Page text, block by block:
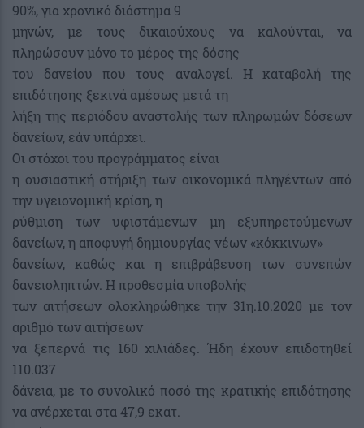
90%, για χρονικό διάστημα 9
μηνών, με τους δικαιούχους να καλούνται, να
πληρώσουν μόνο το μέρος της δόσης
του δανείου που τους αναλογεί. Η καταβολή της
επιδότησης ξεκινά αμέσως μετά τη
λήξη της περιόδου αναστολής των πληρωμών δόσεων
δανείων, εάν υπάρχει.
Οι στόχοι του προγράμματος είναι
η ουσιαστική στήριξη των οικονομικά πληγέντων από
την υγειονομική κρίση, η
ρύθμιση των υφιστάμενων μη εξυπηρετούμενων
δανείων, η αποφυγή δημιουργίας νέων «κόκκινων»
δανείων, καθώς και η επιβράβευση των συνεπών
δανειοληπτών. Η προθεσμία υποβολής
των αιτήσεων ολοκληρώθηκε την 31η.10.2020 με τον
αριθμό των αιτήσεων
να ξεπερνά τις 160 χιλιάδες. Ήδη έχουν επιδοτηθεί
110.037
δάνεια, με το συνολικό ποσό της κρατικής επιδότησης
να ανέρχεται στα 47,9 εκατ.